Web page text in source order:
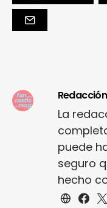
Redacción
La
puede
seguro
hecho